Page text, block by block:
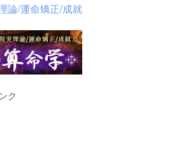
論/運命矯正/成就
ク